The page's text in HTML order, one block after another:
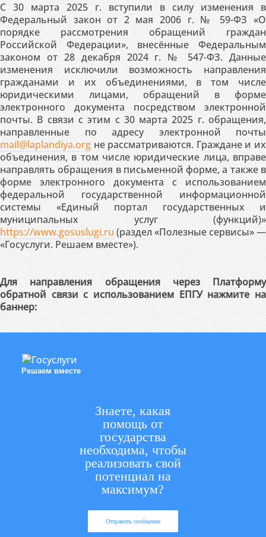
С 30 марта 2025 г. вступили в силу изменения в
Федеральный закон от 2 мая 2006 г. № 59-ФЗ «О
порядке рассмотрения обращений граждан
Российской Федерации», внесённые Федеральным
законом от 28 декабря 2024 г. № 547-ФЗ. Данные
изменения исключили возможность направления
гражданами и их объединениями, в том числе
юридическими лицами, обращений в форме
электронного документа посредством электронной
почты. В связи с этим с 30 марта 2025 г. обращения,
направленные по адресу электронной почты
mail@laplandiya.org не рассматриваются. Граждане и их
объединения, в том числе юридические лица, вправе
направлять обращения в письменной форме, а также в
форме электронного документа с использованием
федеральной государственной информационной
системы «Единый портал государственных и
муниципальных услуг (функций)»
https://www.gosuslugi.ru (раздел «Полезные сервисы» —
«Госуслуги. Решаем вместе»).
Для направления обращения через Платформу
обратной связи с использованием ЕПГУ нажмите на
баннер:
Решаем вместе
Знаете, какая
помощь от
государства
необходима, чтобы
реализовать свой
потенциал на
максимум?
Отправить сообщение